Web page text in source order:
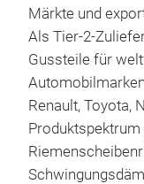
Märkte und
Als Tier-2-
Gussteile für
Renault, Toyota,